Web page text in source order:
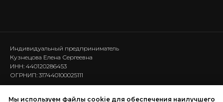
Индивидуальный предприниматель
Кузнецова Елена Сергеевна
ИНН: 440120286453
ОГРНИП: 317440100025111
Мы используем файлы cookie для обеспечения наилучшего